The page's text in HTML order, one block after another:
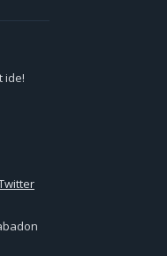
ide!